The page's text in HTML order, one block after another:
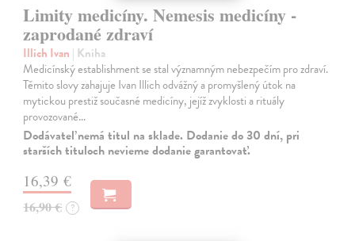
Limity medicíny. Nemesis medicíny -
zaprodané zdraví
Illich Ivan | Kniha
Medicínský establishment se stal významným nebezpečím pro zdraví.
Těmito slovy zahajuje Ivan Illich odvážný a promyšlený útok na
mytickou prestiž současné medicíny, jejíž zvyklosti a rituály
provozované…
Dodávateľ nemá titul na sklade. Dodanie do 30 dní, pri
starších tituloch nevieme dodanie garantovať.
16,39 €
16,90 € ?